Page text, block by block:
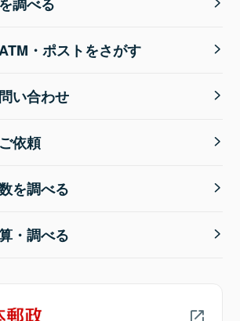
・ポストをさがす
い合わせ
依頼
を調べる
・調べる